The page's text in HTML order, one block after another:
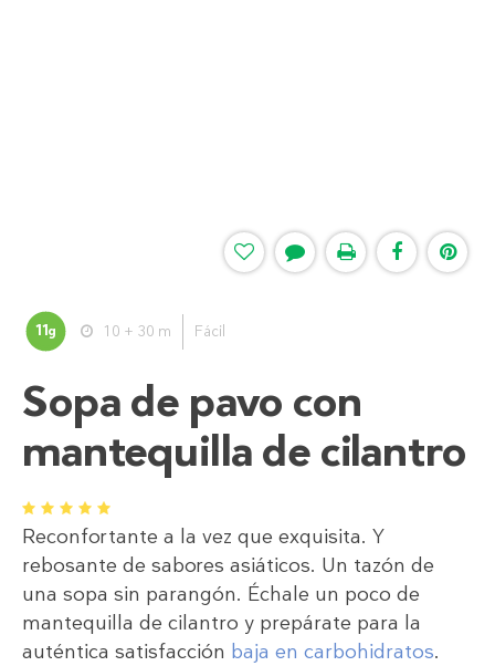
11g 10 + 30 m Fácil
Sopa de pavo con
mantequilla de cilantro
1 2 3 4 5
Reconfortante a la vez que exquisita. Y
rebosante de sabores asiáticos. Un tazón de
una sopa sin parangón. Échale un poco de
mantequilla de cilantro y prepárate para la
auténtica satisfacción baja en carbohidratos.